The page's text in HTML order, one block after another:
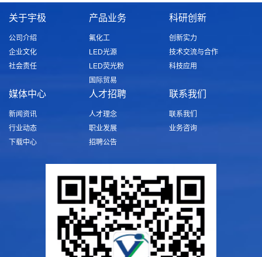
关于宇极
公司介绍
企业文化
社会责任
产品业务
氟化工
LED光源
LED荧光粉
国际贸易
科研创新
创新实力
技术交流与合作
科技应用
媒体中心
新闻资讯
行业动态
下载中心
人才招聘
人才理念
职业发展
招聘公告
联系我们
联系我们
业务咨询